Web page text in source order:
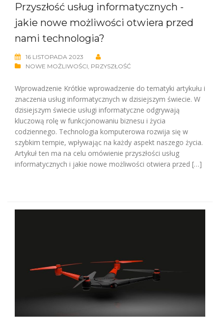
Przyszłość usług informatycznych -
jakie nowe możliwości otwiera przed
nami technologia?
16 LISTOPADA 2023
NOWE MOŻLIWOŚCI PRZYSZŁOŚĆ
Wprowadzenie Krótkie wprowadzenie do tematyki artykułu i
znaczenia usług informatycznych w dzisiejszym świecie. W
dzisiejszym świecie usługi informatyczne odgrywają
kluczową rolę w funkcjonowaniu biznesu i życia
codziennego. Technologia komputerowa rozwija się w
szybkim tempie, wpływając na każdy aspekt naszego życia.
Artykuł ten ma na celu omówienie przyszłości usług
informatycznych i jakie nowe możliwości otwiera przed […]